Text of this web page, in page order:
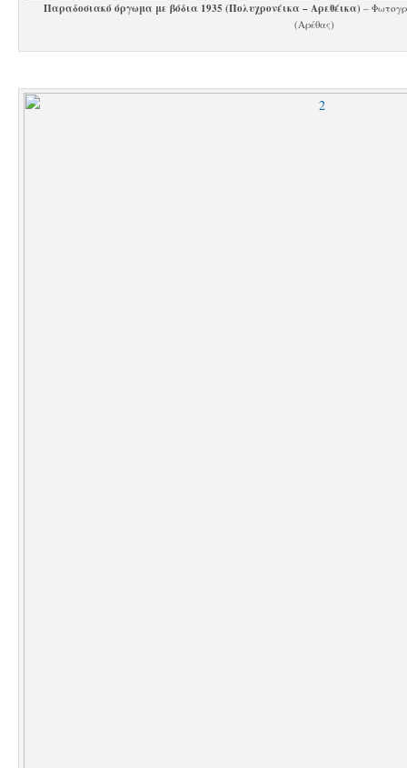
Παραδοσιακό όργωμα με βόδια 1935 (Πολυχρονέικα – Αρεθέικα) –
(Αρέθας)